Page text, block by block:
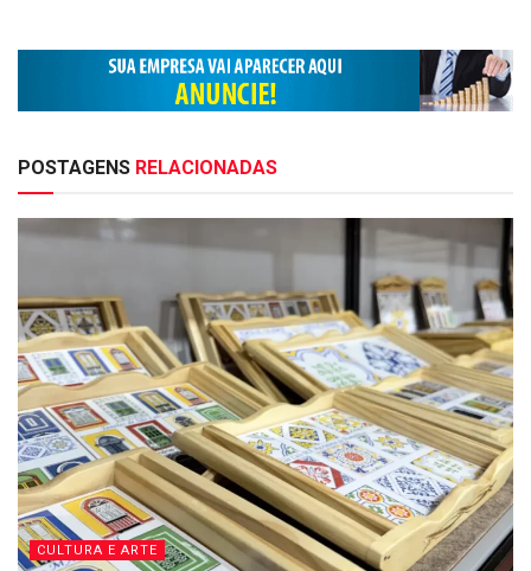
POSTAGENS RELACIONADAS
CULTURA E ARTE